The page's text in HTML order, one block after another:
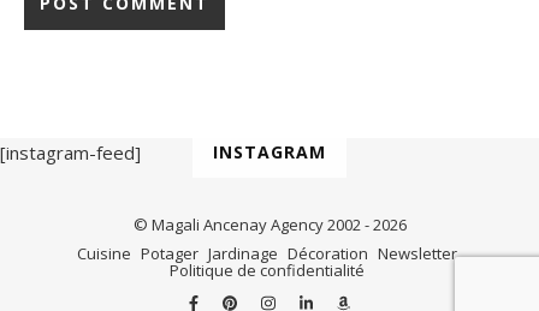
INSTAGRAM
[instagram-feed]
© Magali Ancenay Agency 2002 - 2026
Cuisine Potager Jardinage Décoration Newsletter
Politique de confidentialité